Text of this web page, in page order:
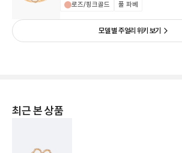
로즈/핑크골드 풀 파베
모델 별 주얼리 위키 보기
최근 본 상품